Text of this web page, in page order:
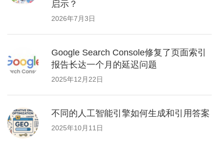
启示？
2026年7月3日
Google Search Console修复了页面索引
报告长达一个月的延迟问题
2025年12月22日
不同的人工智能引擎如何生成和引用答案
2025年10月11日